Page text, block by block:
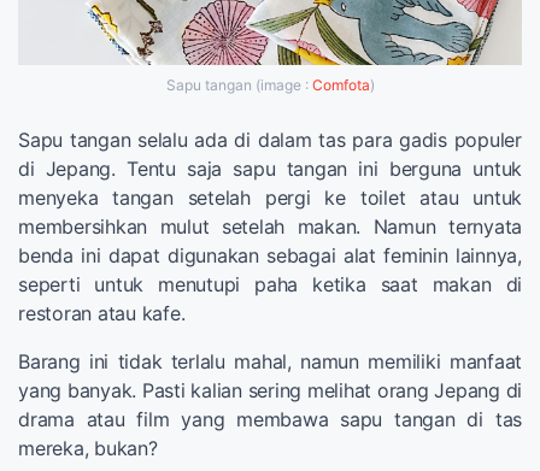
Sapu tangan (image : Comfota)
Sapu tangan selalu ada di dalam tas para gadis populer
di Jepang. Tentu saja sapu tangan ini berguna untuk
menyeka tangan setelah pergi ke toilet atau untuk
membersihkan mulut setelah makan. Namun ternyata
benda ini dapat digunakan sebagai alat feminin lainnya,
seperti untuk menutupi paha ketika saat makan di
restoran atau kafe.
Barang ini tidak terlalu mahal, namun memiliki manfaat
yang banyak. Pasti kalian sering melihat orang Jepang di
drama atau film yang membawa sapu tangan di tas
mereka, bukan?